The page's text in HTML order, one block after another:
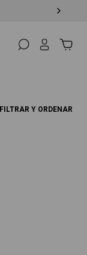
FILTRAR Y ORDENAR